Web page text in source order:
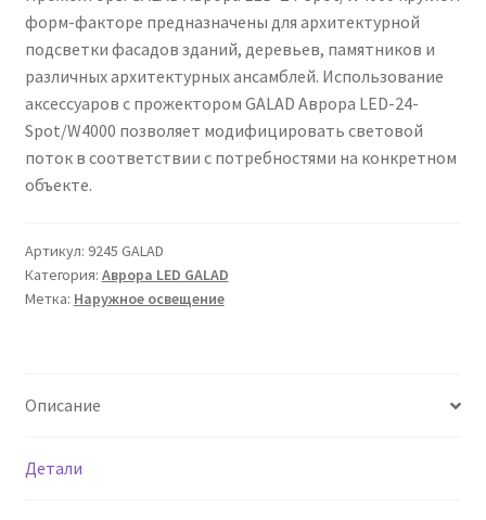
Политика конфиденциальности
Сертификаты
Таблица выбора вводного щитка
форм-факторе предназначены для архитектурной
подсветки фасадов зданий, деревьев, памятников и
различных архитектурных ансамблей. Использование
аксессуаров с прожектором GALAD Аврора LED-24-
Spot/W4000 позволяет модифицировать световой
поток в соответствии с потребностями на конкретном
объекте.
Артикул: 9245 GALAD
Категория: Аврора LED GALAD
Метка: Наружное освещение
Описание
Детали